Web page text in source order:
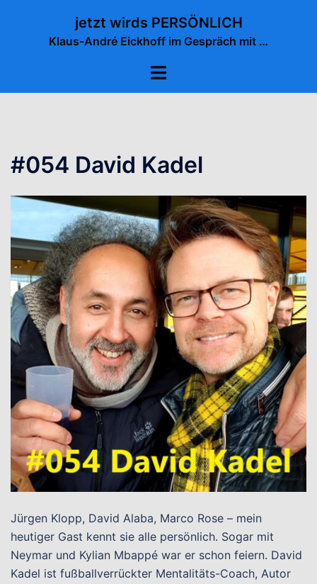
jetzt wirds PERSÖNLICH
Klaus-André Eickhoff im Gespräch mit …
Menü
#054 David Kadel
Jürgen Klopp, David Alaba, Marco Rose – mein
heutiger Gast kennt sie alle persönlich. Sogar mit
Neymar und Kylian Mbappé war er schon feiern. David
Kadel ist fußballverrückter Mentalitäts-Coach, Autor